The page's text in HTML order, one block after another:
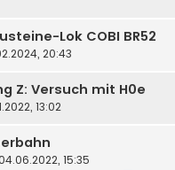
Lok COBI BR52
20:43
Z: Versuch mit H0e
13:02
15:35